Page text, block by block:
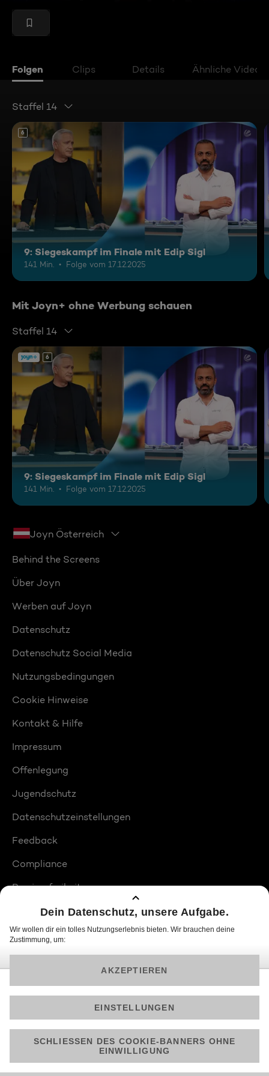
Folgen Clips Details Ähnliche Videos
Staffel 14
6
9: Siegeskampf im Finale mit Edip Sigl
141 Min. Folge vom 17.12.2025
Mit Joyn+ ohne Werbung schauen
Staffel 14
6
9: Siegeskampf im Finale mit Edip Sigl
141 Min. Folge vom 17.12.2025
Joyn Österreich
Behind the Screens
Über Joyn
Werben auf Joyn
Datenschutz
Datenschutz Social Media
Nutzungsbedingungen
Cookie Hinweise
Kontakt & Hilfe
Impressum
Offenlegung
Jugendschutz
Datenschutzeinstellungen
Feedback
Compliance
Barrierefreiheit
Produktplatzierungen